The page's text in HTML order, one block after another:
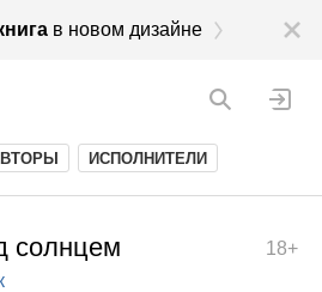
в новом дизайне
ИСПОЛНИТЕЛИ
18+
солнцем